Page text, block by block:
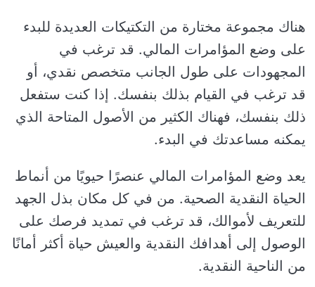
هناك مجموعة مختارة من التكتيكات العديدة للبدء
على وضع المؤامرات المالي. قد ترغب في
المجهودات على طول الجانب متخصص نقدي، أو
قد ترغب في القيام بذلك بنفسك. إذا كنت ستفعل
ذلك بنفسك، فهناك الكثير من الأصول المتاحة الذي
يمكنه مساعدتك في البدء.
يعد وضع المؤامرات المالي عنصرًا حيويًا من أنماط
الحياة النقدية الصحية. من في كل مكان بذل الجهد
للتعريف لأموالك، قد ترغب في تمديد فرصك على
الوصول إلى أهدافك النقدية والعيش حياة أكثر أمانًا
من الناحية النقدية.